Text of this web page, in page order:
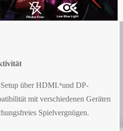
über HDMI.®und DP-
mit verschiedenen Geräten
Spielvergnügen.